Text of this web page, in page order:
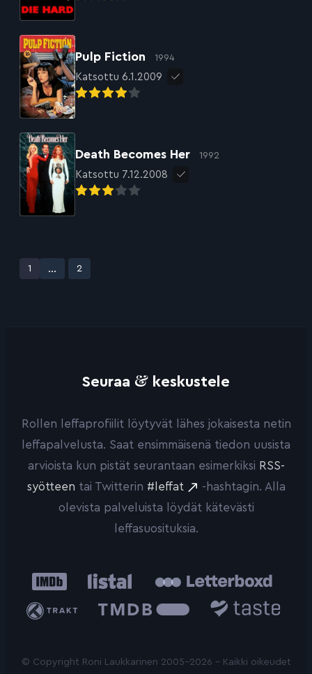
Pulp Fiction 1994
Katsottu 6.1.2009
Death Becomes Her 1992
Katsottu 7.12.2008
Avaa sivu
1 ... Avaa sivu
2
Seuraa & keskustele
Rollen leffaprofiilit löytyvät lähes jokaisesta netin
leffapalvelusta. Saat ensimmäisenä tiedon uusista
arvioista kun pistät seurantaan esimerkiksi RSS-
syötteen tai Twitterin #leffat
-hashtagin. Alla
olevista palveluista löydät kätevästi
leffasuosituksia.
IMDb Listal
Trakt
Database
© Copyright Roni Laukkarinen 2005-2026 - Kaikki oikeudet